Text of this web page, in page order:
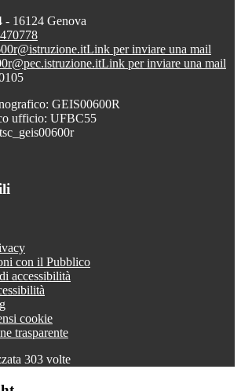
- 16124 Genova
Link per inviare una mail
Link per inviare una mail
GEIS00600R
ufficio: UFBC55
con il Pubblico
accessibilità
cookie
trasparente
303 volte